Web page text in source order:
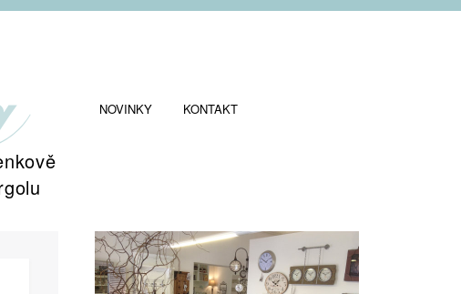
NOVINKY KONTAKT